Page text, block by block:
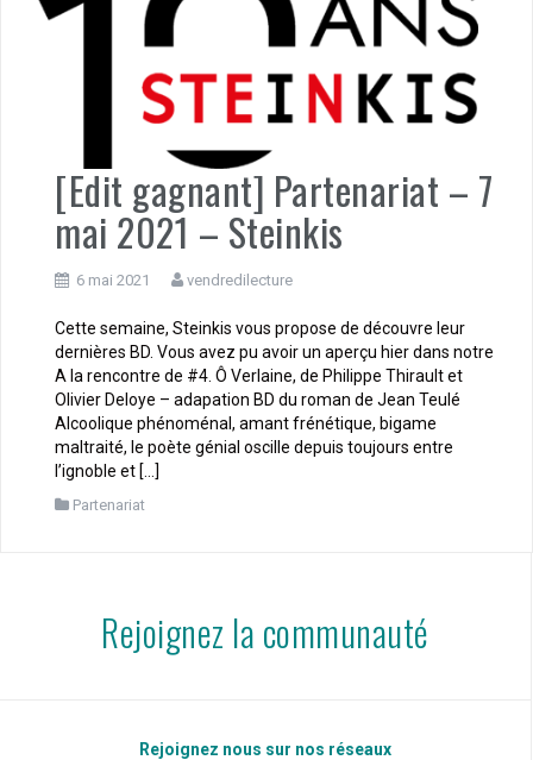
[Edit gagnant] Partenariat – 7
mai 2021 – Steinkis
6 mai 2021 vendredilecture
Cette semaine, Steinkis vous propose de découvre leur
dernières BD. Vous avez pu avoir un aperçu hier dans notre
A la rencontre de #4. Ô Verlaine, de Philippe Thirault et
Olivier Deloye – adapation BD du roman de Jean Teulé
Alcoolique phénoménal, amant frénétique, bigame
maltraité, le poète génial oscille depuis toujours entre
l’ignoble et […]
Partenariat
Rejoignez la communauté
Rejoignez nous sur nos réseaux